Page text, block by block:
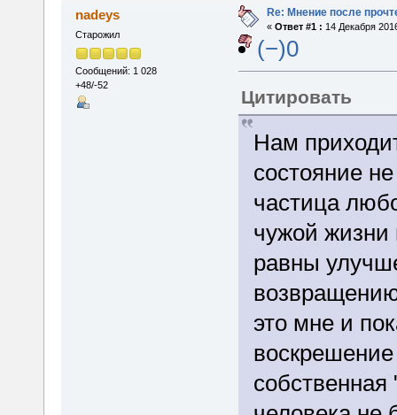
nadeys
Старожил
Сообщений: 1 028
+48/-52
Re: Мнение после
« Ответ #1 : 14 Декабря
(−)0
Цитировать
Нам
состояние
частица
чужой жизни
равны
это мне и